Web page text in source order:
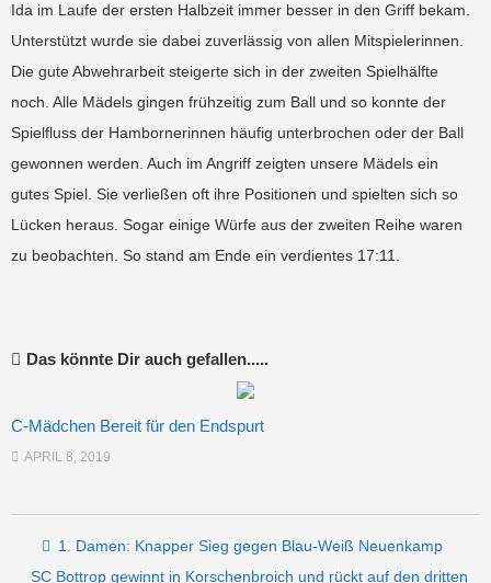
Ida im Laufe der ersten Halbzeit immer besser in den Griff bekam.
Unterstützt wurde sie dabei zuverlässig von allen Mitspielerinnen.
Die gute Abwehrarbeit steigerte sich in der zweiten Spielhälfte
noch. Alle Mädels gingen frühzeitig zum Ball und so konnte der
Spielfluss der Hambornerinnen häufig unterbrochen oder der Ball
gewonnen werden. Auch im Angriff zeigten unsere Mädels ein
gutes Spiel. Sie verließen oft ihre Positionen und spielten sich so
Lücken heraus. Sogar einige Würfe aus der zweiten Reihe waren
zu beobachten. So stand am Ende ein verdientes 17:11.
Das könnte Dir auch gefallen.....
C-Mädchen Bereit für den Endspurt
APRIL 8, 2019
Post navigation
1. Damen: Knapper Sieg gegen Blau-Weiß Neuenkamp
SC Bottrop gewinnt in Korschenbroich und rückt auf den dritten